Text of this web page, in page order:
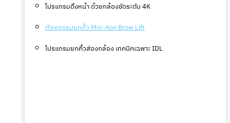
โปรแกรมดึงหน้า ด้วยกล้องชัดระดับ 4K
ศัลยกรรมยกคิ้ว Mor-Aon Brow Lift
โปรแกรมยกคิ้วส่องกล้อง เทคนิคเฉพาะ IDL